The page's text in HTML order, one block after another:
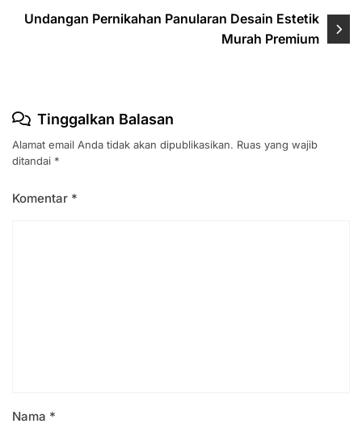
Undangan Pernikahan Panularan Desain Estetik
Murah Premium
Tinggalkan Balasan
Alamat email Anda tidak akan dipublikasikan. Ruas yang wajib
ditandai *
Komentar *
Nama *